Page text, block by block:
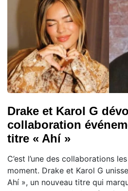
Drake et Karol G
collaboration
titre « Ahí »
C’est l’une des collaborations
moment. Drake et Karol G
Ahí », un nouveau titre qui